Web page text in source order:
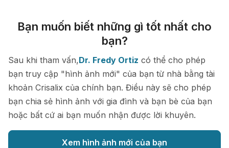
Bạn muốn biết những gì tốt nhất cho
bạn?
Sau khi tham vấn,Dr. Fredy Ortiz có thể cho phép
bạn truy cập "hình ảnh mới" của bạn từ nhà bằng tài
khoản Crisalix của chính bạn. Điều này sẽ cho phép
bạn chia sẻ hình ảnh với gia đình và bạn bè của bạn
hoặc bất cứ ai bạn muốn nhận được lời khuyên.
Xem hình ảnh mới của bạn